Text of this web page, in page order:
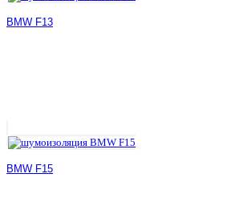
BMW F13
BMW F15